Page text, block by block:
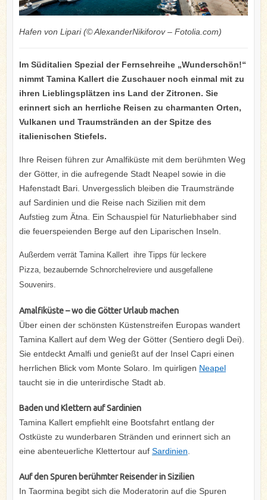
Hafen von Lipari (© AlexanderNikiforov – Fotolia.com)
Im Süditalien Spezial der Fernsehreihe „Wunderschön!“
nimmt Tamina Kallert die Zuschauer noch einmal mit zu
ihren Lieblingsplätzen ins Land der Zitronen. Sie
erinnert sich an herrliche Reisen zu charmanten Orten,
Vulkanen und Traumstränden an der Spitze des
italienischen Stiefels.
Ihre Reisen führen zur Amalfiküste mit dem berühmten Weg
der Götter, in die aufregende Stadt Neapel sowie in die
Hafenstadt Bari. Unvergesslich bleiben die Traumstrände
auf Sardinien und die Reise nach Sizilien mit dem
Aufstieg zum Ätna. Ein Schauspiel für Naturliebhaber sind
die feuerspeienden Berge auf den Liparischen Inseln.
Außerdem verrät Tamina Kallert ihre Tipps für leckere
Pizza, bezaubernde Schnorchelreviere und ausgefallene
Souvenirs.
Amalfiküste – wo die Götter Urlaub machen
Über einen der schönsten Küstenstreifen Europas wandert
Tamina Kallert auf dem Weg der Götter (Sentiero degli Dei).
Sie entdeckt Amalfi und genießt auf der Insel Capri einen
herrlichen Blick vom Monte Solaro. Im quirligen Neapel
taucht sie in die unterirdische Stadt ab.
Baden und Klettern auf Sardinien
Tamina Kallert empfiehlt eine Bootsfahrt entlang der
Ostküste zu wunderbaren Stränden und erinnert sich an
eine abenteuerliche Klettertour auf Sardinien.
Auf den Spuren berühmter Reisender in Sizilien
In Taormina begibt sich die Moderatorin auf die Spuren